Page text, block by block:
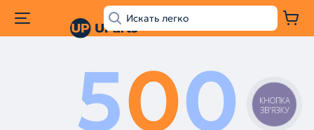
500
КНОПКА
ЗВ'ЯЗКУ